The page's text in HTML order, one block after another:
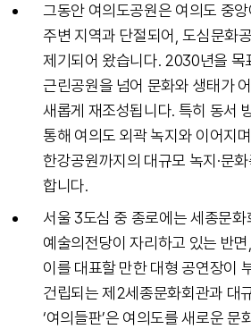
그동안 여의도공원은 여의도 중
주변 지역과 단절되어, 도심문화
제기되어 왔습니다. 2030년을 목
근린공원을 넘어 문화와 생태가
새롭게 재조성됩니다. 특히 동서
통해 여의도 외곽 녹지와 이어지
한강공원까지의 대규모 녹지·문
합니다.
서울 3도심 중 종로에는 세종문
예술의전당이 자리하고 있는 반
이를 대표할 만한 대형 공연장이
건립되는 제2세종문화회관과 대
‘여의들판’은 여의도를 새로운 문